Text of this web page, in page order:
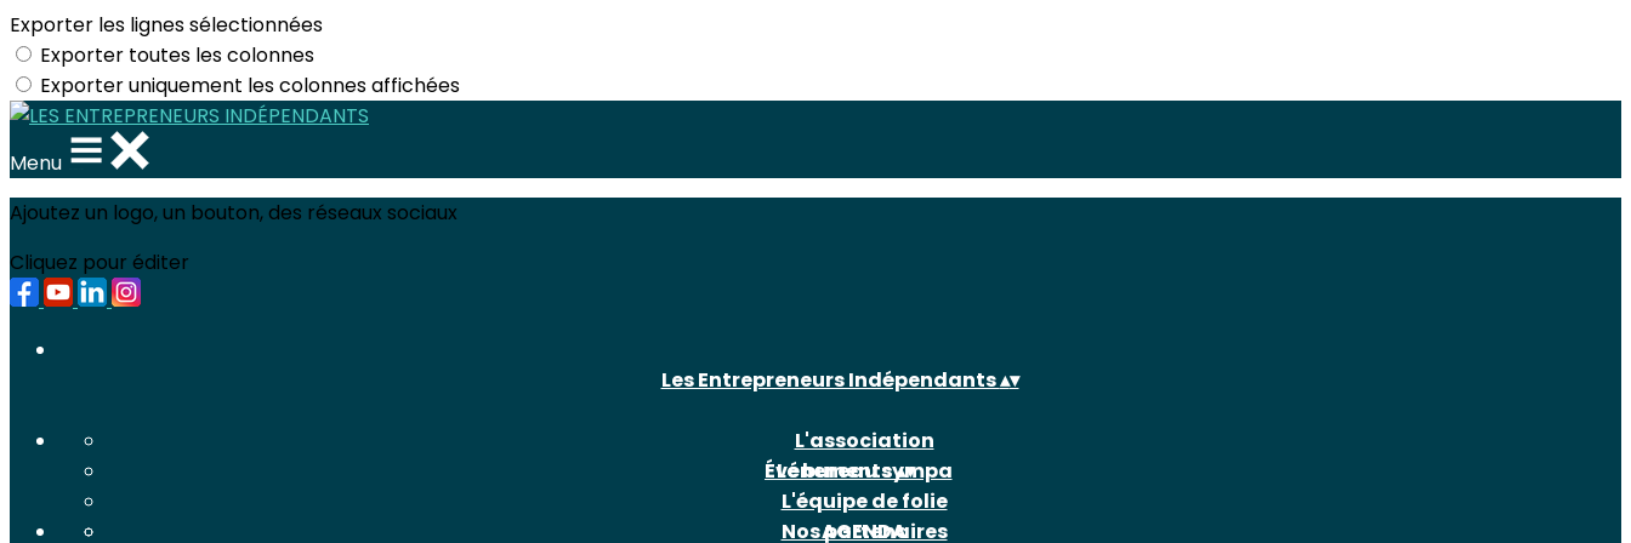
Exporter les lignes sélectionnées
Exporter toutes les colonnes
Exporter uniquement les colonnes affichées
Menu
Ajoutez un logo, un bouton, des réseaux sociaux
Cliquez pour éditer
Les Entrepreneurs Indépendants▴▾
L'association
Le bureau sympa
L'équipe de folie
Nos partenaires
Événements▴▾
AGENDA